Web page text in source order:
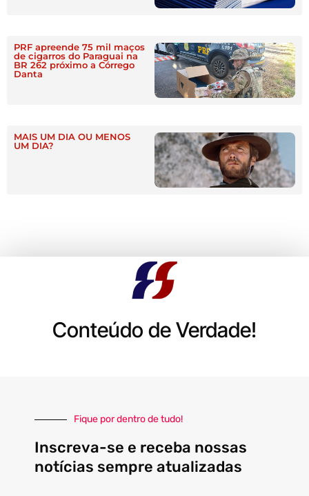
PRF apreende 75 mil maços
de cigarros do Paraguai na
BR 262 próximo a Córrego
Danta
MAIS UM DIA OU MENOS
UM DIA?
Conteúdo de Verdade!
Fique por dentro de tudo!
Inscreva-se e receba nossas
notícias sempre atualizadas